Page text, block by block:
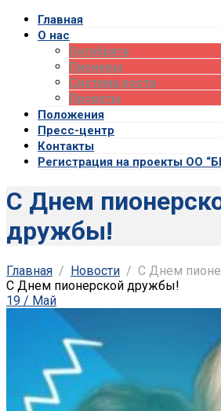
Главная
О нас
Октябрята
Пионеры
Система роста
Проекты
Положения
Пресс-центр
Контакты
Регистрация на проекты ОО
С Днем
дружбы!
Главная Новости
С Днем
С Днем пионерской дружбы!
19 / Май